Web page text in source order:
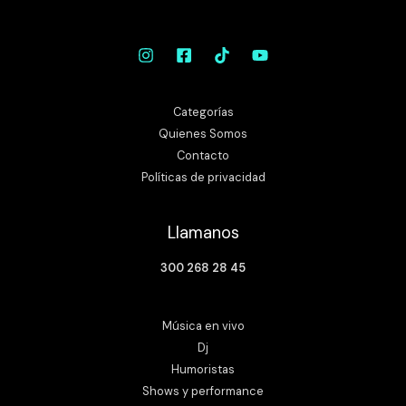
Categorías
Quienes Somos
Contacto
Políticas de privacidad
Llamanos
300 268 28 45
Música en vivo
Dj
Humoristas
Shows y performance